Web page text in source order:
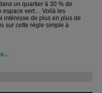
un quartier à 30 % de
espace vert… Voilà les
intéresse de plus en plus de
sur cette règle simple à